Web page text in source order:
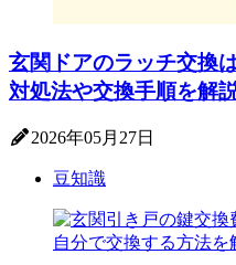
玄関ドアのラッチ交換
対処法や交換手順を解
2026年05月27日
豆知識